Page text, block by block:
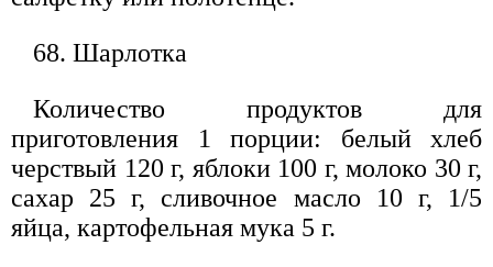
68. Шарлотка
Количество продуктов для
приготовления 1 порции: белый хлеб
черствый 120 г, яблоки 100 г, молоко 30 г,
сахар 25 г, сливочное масло 10 г, 1/5
яйца, картофельная мука 5 г.